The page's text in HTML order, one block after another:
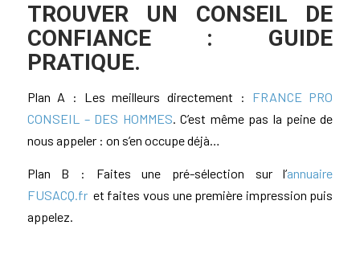
TROUVER UN CONSEIL DE
CONFIANCE : GUIDE
PRATIQUE.
Plan A : Les meilleurs directement : FRANCE PRO
CONSEIL – DES HOMMES. C’est même pas la peine de
nous appeler : on s’en occupe déjà…
Plan B : Faites une pré-sélection sur l’annuaire
FUSACQ.fret faites vous une première impression puis
appelez.